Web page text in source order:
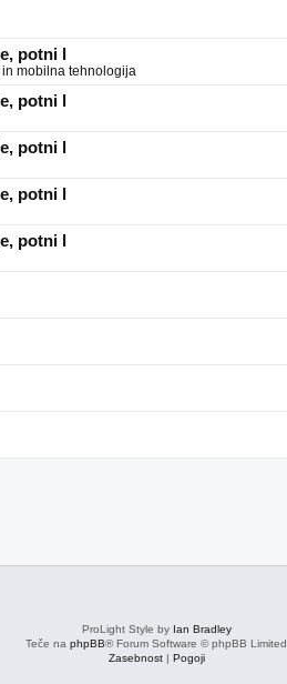
potni l
mobilna tehnologija
potni l
potni l
potni l
potni l
ProLight Style by Ian Bradley
Teče na phpBB® Forum Software © phpBB Limited
Zasebnost| Pogoji